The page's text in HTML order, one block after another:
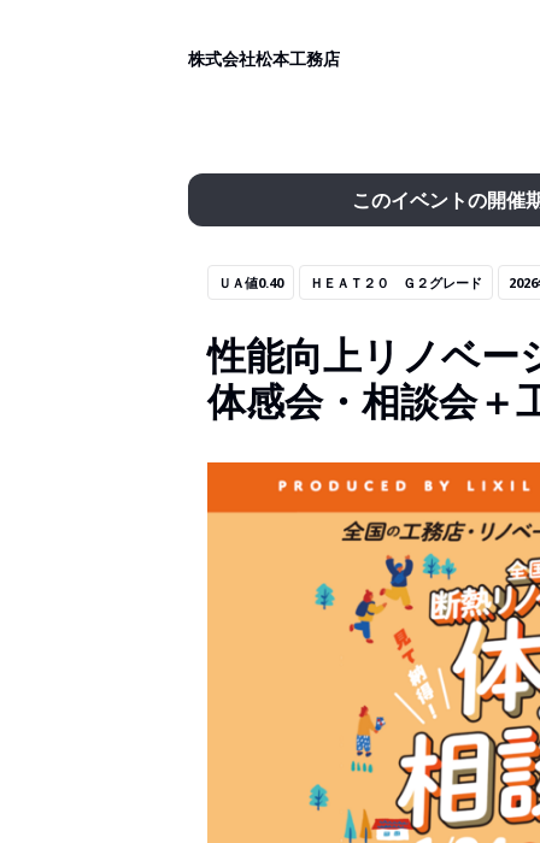
株式会社松本工務店
このイベントの開催
ＵＡ値0.40 ＨＥＡＴ２０ Ｇ２グレード
性能向上リノベー
体感会・相談会＋